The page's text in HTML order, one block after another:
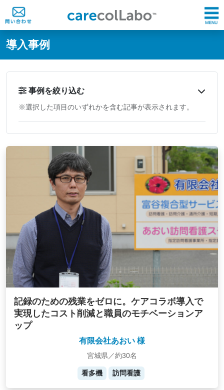
@ -0,0 +1,60 @@
導入事例
事例を絞り込む
※選択した項目のいずれかを含む記事が表示されます。
記録のための残業をゼロに。ケアコラボ導入で
実現したコスト削減と職員のモチベーションア
ップ
有限会社あおい 様
宮城県／約30名
看多機 訪問看護